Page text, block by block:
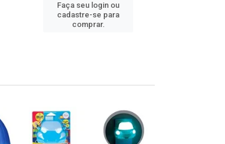
Faça seu login ou
cadastre-se para
comprar.